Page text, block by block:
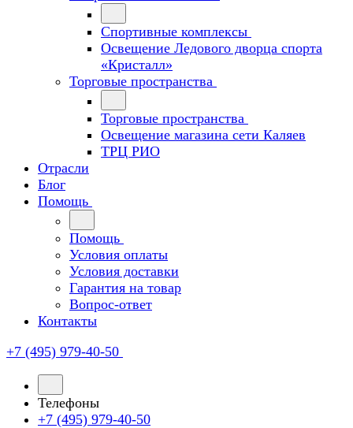
Спортивные комплексы
Освещение Ледового дворца спорта
«Кристалл»
Торговые пространства
Торговые пространства
Освещение магазина сети Каляев
ТРЦ РИО
Отрасли
Блог
Помощь
Помощь
Условия оплаты
Условия доставки
Гарантия на товар
Вопрос-ответ
Контакты
+7 (495) 979-40-50
Телефоны
+7 (495) 979-40-50